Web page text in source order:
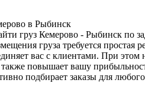
в Рыбинск
груз Кемерово - Рыбинск по
груза требуется
вас с клиентами. При
повышает вашу
подбирает заказы для